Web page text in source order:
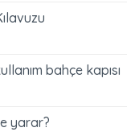
bahçe kapısı
yarar?